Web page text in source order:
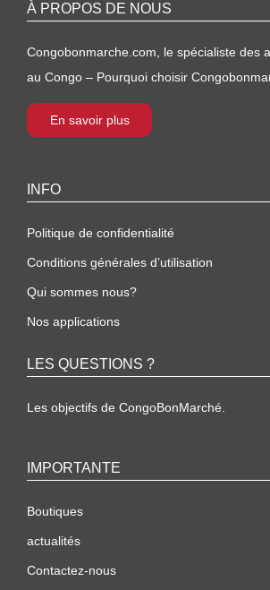
À PROPOS DE NOUS
Congobonmarche.com, le spécialiste des
au Congo – Pourquoi choisir
En savoir plus
INFO
Politique de confidentialité
Conditions générales d’utilisation
Qui sommes nous?
Nos applications
LES QUESTIONS ?
Les objectifs de CongoBonMarché.
IMPORTANTE
Boutiques
actualités
Contactez-nous